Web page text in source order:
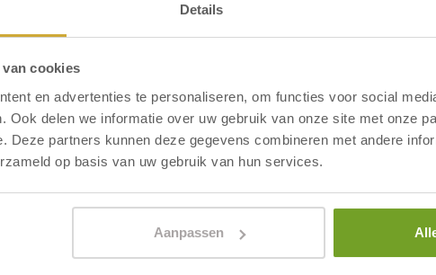
Details
cookies
en advertenties te personaliseren, om functies voor social
Ook delen we informatie over uw gebruik van onze site met onze
Deze partners kunnen deze gegevens combineren met andere
op basis van uw gebruik van hun services.
Aanpassen
Service
Lost and Found
Frequently asked questions
Business
Holidays on the coast